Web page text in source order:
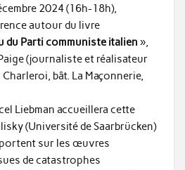
2024 (16h-18h),
autour du livre
du Parti communiste italien »,
(journaliste et réalisateur
bât. La Maçonnerie,
Liebman accueillera cette
(Université de Saarbrücken)
sur les œuvres
de catastrophes